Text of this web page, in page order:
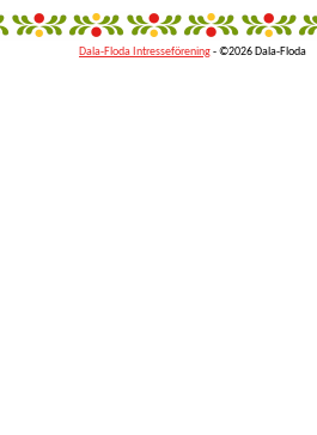
Dala-Floda Intresseförening- ©2026 Dala-Floda